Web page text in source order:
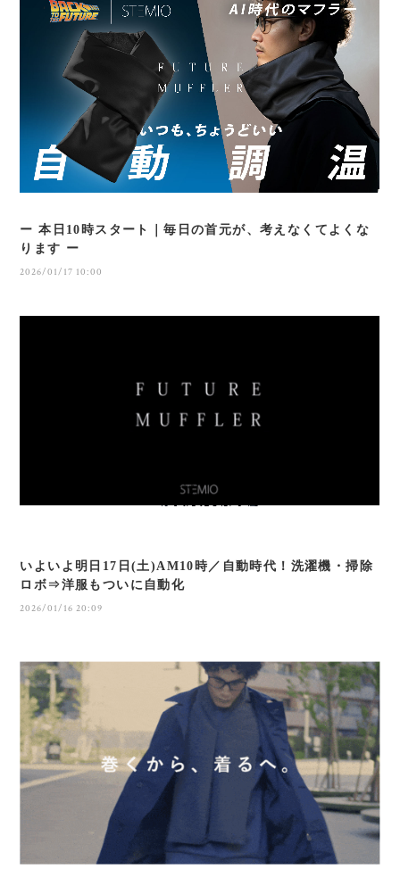
ー 本日10時スタート｜毎日の首元が、考えなくてよくな
ります ー
2026/01/17 10:00
いよいよ明日17日(土)AM10時／自動時代！洗濯機・掃除
ロボ⇒洋服もついに自動化
2026/01/16 20:09